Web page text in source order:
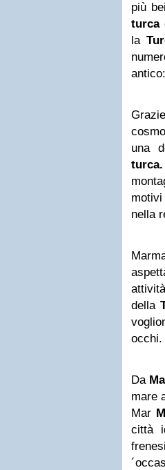
più
turca
la
una
turca.
nella
della
occhi.
Da
mare
Mar
città